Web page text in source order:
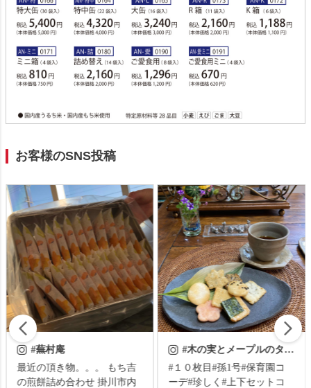
お客様のSNS投稿
#木の実とメープルのタルト
#１０枚目#孫1号#保育園コ
ーデ#珍しく#上下セットコ
#蕪村あられ春秋
小倉山荘のオカキは大好き
なんだけど😅😅 安くは無い